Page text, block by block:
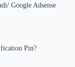
Google Adsense
Pin?